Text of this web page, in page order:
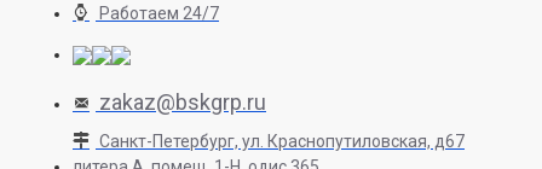
Работаем 24/7
zakaz@bskgrp.ru
Санкт-Петербург, ул. Краснопутиловская, д67